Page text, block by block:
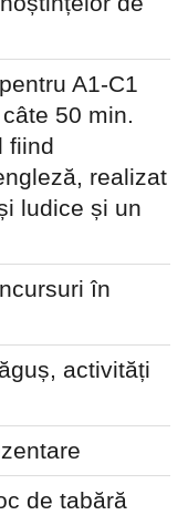
A1-C1
50 min.
fiind
realizat
ludice și un
în
activități
de tabără